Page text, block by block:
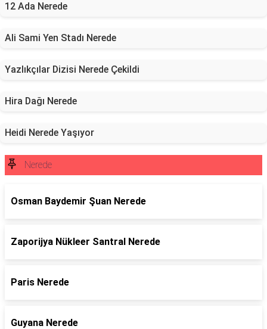
12 Ada Nerede
Ali Sami Yen Stadı Nerede
Yazlıkçılar Dizisi Nerede Çekildi
Hira Dağı Nerede
Heidi Nerede Yaşıyor
Nerede
Osman Baydemir Şuan Nerede
Zaporijya Nükleer Santral Nerede
Paris Nerede
Guyana Nerede